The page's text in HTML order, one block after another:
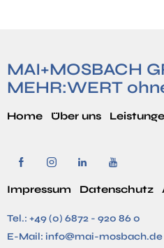
MAI+MOSBACH
MEHR:WERT
Home Über uns
Impressum Datenschutz
Tel.: +49 (0) 6872 - 920 86 0
E-Mail: info@mai-mosbach.de